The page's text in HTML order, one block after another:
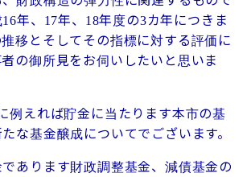
16年、 17年、 18年度の3カ年につきま
移とそしてその指標に対する評価に
の御所見をお伺いしたいと思いま
例えれば貯金に当たります本市の基
な基金醸成についてでございます。
あります財政調整基金、減債基金の